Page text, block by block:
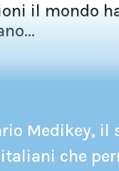
il mondo
Medikey, il
che